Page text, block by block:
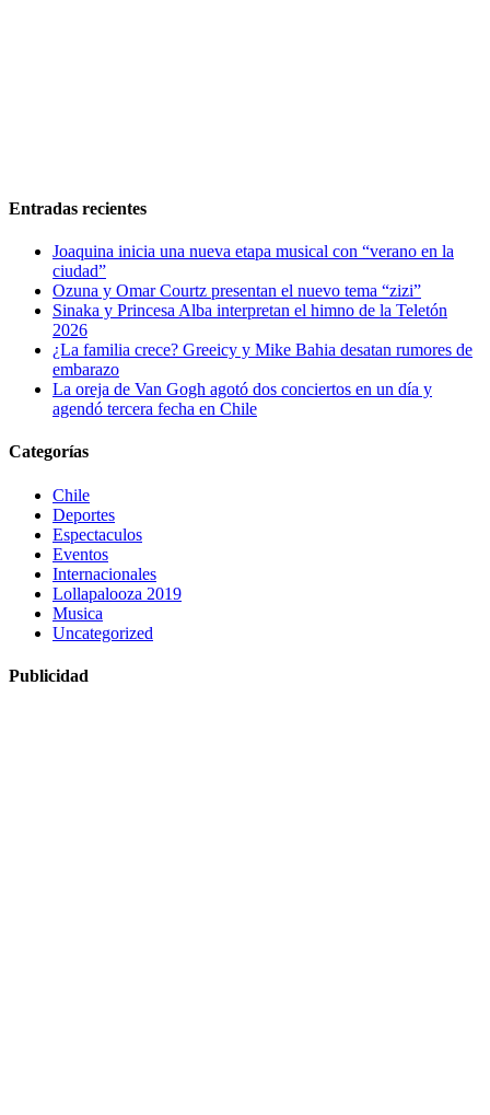
Entradas recientes
Joaquina inicia una nueva etapa musical con “verano en la
ciudad”
Ozuna y Omar Courtz presentan el nuevo tema “zizi”
Sinaka y Princesa Alba interpretan el himno de la Teletón
2026
¿La familia crece? Greeicy y Mike Bahia desatan rumores de
embarazo
La oreja de Van Gogh agotó dos conciertos en un día y
agendó tercera fecha en Chile
Categorías
Chile
Deportes
Espectaculos
Eventos
Internacionales
Lollapalooza 2019
Musica
Uncategorized
Publicidad